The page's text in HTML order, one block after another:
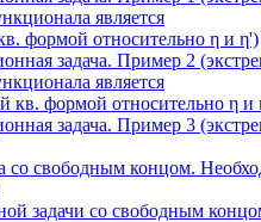
является
формой относительно η и η')
задача. Пример 2
является
кв. формой относительно η и
задача. Пример 3
со свободным концом.
задачи со свободным